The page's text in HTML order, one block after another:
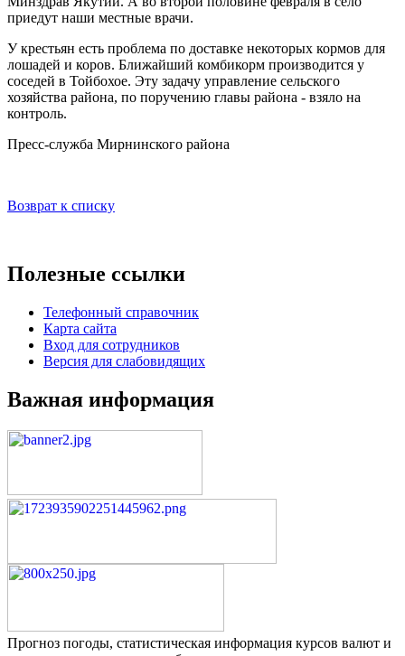
приедут наши местные врачи.
У крестьян есть проблема по доставке некоторых кормов для
лошадей и коров. Ближайший комбикорм производится у
соседей в Тойбохое. Эту задачу управление сельского
хозяйства района, по поручению главы района - взяло на
контроль.
Пресс-служба Мирнинского района
Возврат к списку
Полезные ссылки
Телефонный справочник
Карта сайта
Вход для сотрудников
Версия для слабовидящих
Важная информация
Прогноз погоды, статистическая информация курсов валют и